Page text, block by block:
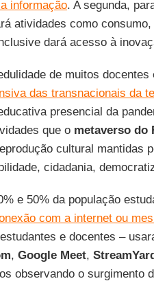
informação. A segunda,
atividades como
dará acesso à
de muitos
das transnacionais da
presencial da
que o metaverso do
cultural mantidas
cidadania,
e 50% da população
com a internet ou
e docentes –
, Google Meet,
observando o surgimento